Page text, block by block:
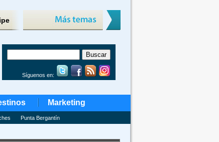
Síguenos en:
Marketing
Punta Bergantín